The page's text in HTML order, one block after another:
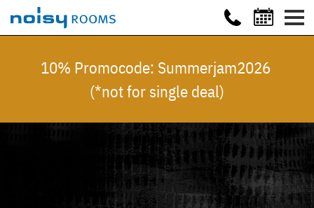
10% Promocode: Summerjam2026
(*not for single deal)